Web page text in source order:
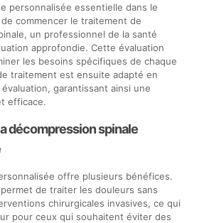
personnalisée essentielle dans le
commencer le traitement de
un professionnel de la santé
approfondie. Cette évaluation
les besoins spécifiques de chaque
traitement est ensuite adapté en
garantissant ainsi une
efficace.
décompression spinale
offre plusieurs bénéfices.
permet de traiter les douleurs sans
chirurgicales invasives, ce qui
pour ceux qui souhaitent éviter des